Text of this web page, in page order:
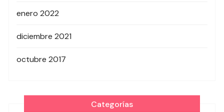
enero 2022
diciembre 2021
octubre 2017
Categorías